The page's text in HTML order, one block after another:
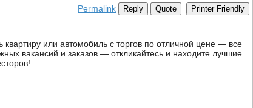
Permalink Reply Quote Printer Friendly
или автомобиль с торгов по отличной цене — все
вакансий и заказов — откликайтесь и находите лучшие.